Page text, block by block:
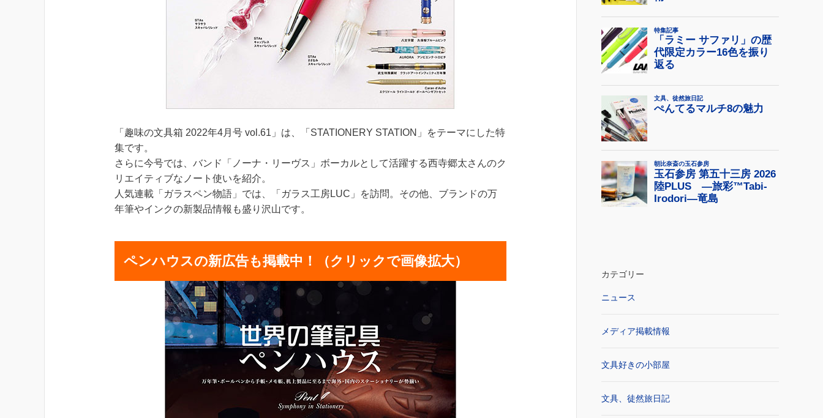
「趣味の文具箱 2022年4月号 vol.61」は、「STATIONERY STATION」をテーマにした特
集です。
さらに今号では、バンド「ノーナ・リーヴス」ボーカルとして活躍する西寺郷太さんのク
リエイティブなノート使いを紹介。
人気連載「ガラスペン物語」では、「ガラス工房LUC」を訪問。その他、ブランドの万
年筆やインクの新製品情報も盛り沢山です。
ペンハウスの新広告も掲載中！（クリックで画像拡大）
カテゴリー
ニュース
メディア掲載情報
文具好きの小部屋
文具、徒然旅日記